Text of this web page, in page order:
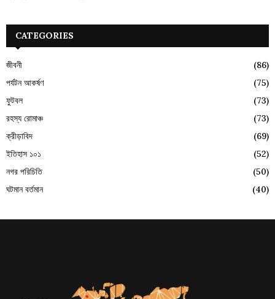
CATEGORIES
জীবনী
(86)
পর্যটন আকর্ষণ
(75)
ফুটবল
(73)
রহস্য রোমাঞ্চ
(73)
ক্রীড়াবিদ
(69)
ইতিহাস ১০১
(52)
নগর পরিচিতি
(50)
ঘটমান বর্তমান
(40)